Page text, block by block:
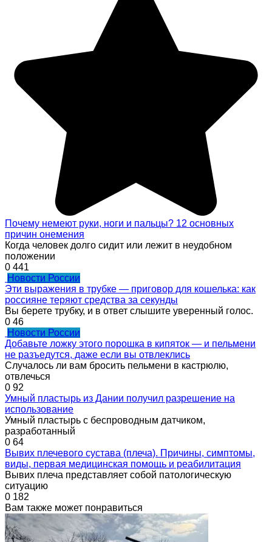
Почему немеют руки, ноги и пальцы? 12 основных
причин онемения
Когда человек долго сидит или лежит в неудобном
положении
0 441
Новости России
Эти выражения в трубке — приговор для кошелька: как
россияне теряют средства за секунды
Вы берете трубку, и в ответ слышите уверенный голос.
0 46
Новости России
Добавьте ложку этого порошка в кипяток — и пельмени
не разъедутся, даже если вы отвлеклись
Случалось ли вам бросить пельмени в кастрюлю,
отвлечься
0 92
Умный пластырь из Дании получил разрешение на
использование
Умный пластырь с беспроводным датчиком,
разработанный
0 64
Вывих плечевого сустава (плеча). Причины, симптомы,
виды, первая медицинская помощь и реабилитация
Вывих плеча представляет собой патологическую
ситуацию
0 182
Вам также может понравиться